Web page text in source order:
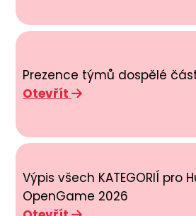
Prezence týmů dospělé
Otevřít
Výpis všech KATEGORIÍ pro
OpenGame 2026